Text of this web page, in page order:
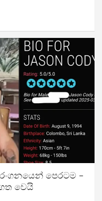
පෙරටම –
වෙයි